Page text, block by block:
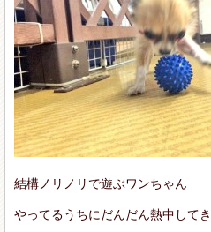
結構ノリノリで遊ぶワンちゃん
やってるうちにだんだん熱中して